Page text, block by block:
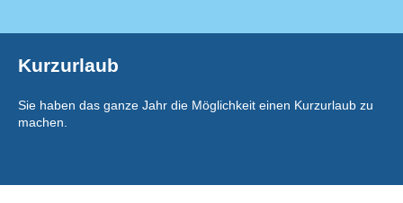
Kurzurlaub
Sie haben das ganze Jahr die Möglichkeit einen Kurzurlaub zu
machen.